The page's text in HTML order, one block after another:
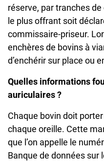
réserve, par tranches de
le plus offrant soit
commissaire-priseur.
enchères de bovins à
d’enchérir sur place ou
Quelles informations
auriculaires ?
Chaque bovin doit
chaque oreille. Cette
que l’on appelle le
Banque de données sur